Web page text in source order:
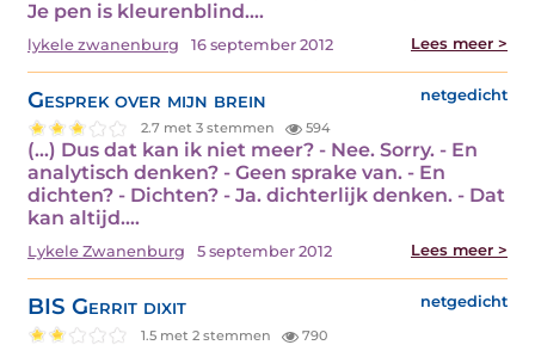
Je pen is kleurenblind.…
lykele zwanenburg 16 september 2012 Lees meer >
Gesprek over mijn brein netgedicht
2.7 met 3 stemmen 594
(...) Dus dat kan ik niet meer? - Nee. Sorry. - En
analytisch denken? - Geen sprake van. - En
dichten? - Dichten? - Ja. dichterlijk denken. - Dat
kan altijd.…
Lykele Zwanenburg 5 september 2012 Lees meer >
BIS Gerrit dixit netgedicht
1.5 met 2 stemmen 790